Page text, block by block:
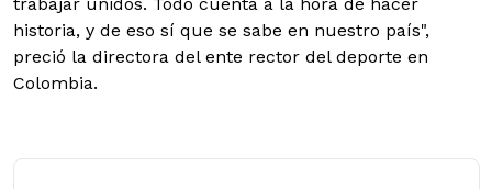
trabajar unidos. Todo cuenta a la hora de hacer
historia, y de eso sí que se sabe en nuestro país",
preció la directora del ente rector del deporte en
Colombia.